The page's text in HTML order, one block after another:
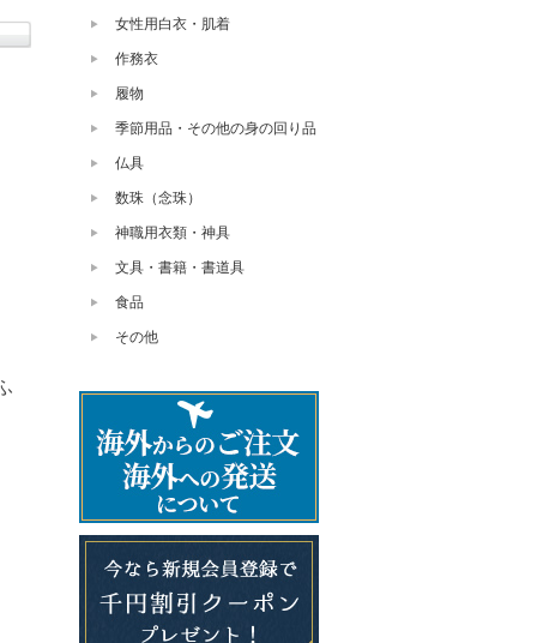
女性用白衣・肌着
作務衣
履物
季節用品・その他の身の回り品
仏具
数珠（念珠）
神職用衣類・神具
文具・書籍・書道具
食品
その他